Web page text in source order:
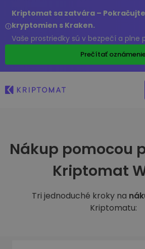
Kriptomat sa zatvára –
kryptomien s Kraken.
Vaše prostriedky sú v bezpečí a plne
Prečítať
Nákup pomocou
Kriptomat
Tri jednoduché kroky na
Kriptomatu: